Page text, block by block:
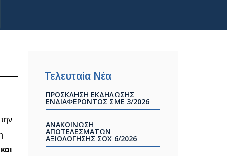
Τελευταία Νέα
ΠΡΟΣΚΛΗΣΗ ΕΚΔΗΛΩΣΗΣ
ΕΝΔΙΑΦΕΡΟΝΤΟΣ ΣΜΕ 3/2026
ΑΝΑΚΟΙΝΩΣΗ
ΑΠΟΤΕΛΕΣΜΑΤΩΝ
ΑΞΙΟΛΟΓΗΣΗΣ ΣOX 6/2026